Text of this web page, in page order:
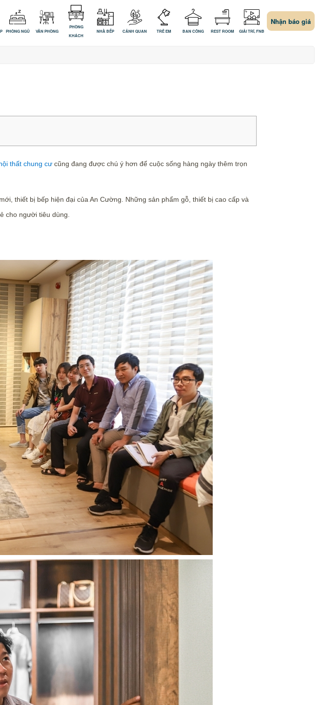
PHÒNG NGỦ VĂN PHÒNG
PHÒNG
KHÁCH
NHÀ BẾP CẢNH QUAN TRẺ EM BAN CÔNG REST ROOM GIẢI TRÍ, FNB
Nhận báo giá
thất chung cưcũng đang được chú ý hơn để cuộc sống hàng ngày thêm trọn
thiết bị bếp hiện đại của An Cường. Những sản phẩm gỗ, thiết bị cao cấp và
cho người tiêu dùng.